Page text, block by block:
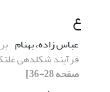
ع
عباس زاده، بهنام
فرآیند شکل‎دهی غلتکی سرد مقاطع عریض
صفحه 28-36]